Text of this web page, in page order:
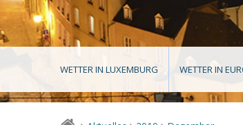
WETTER IN LUXEMBURG WETTER IN